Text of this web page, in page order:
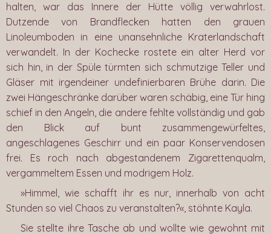
halten, war das Innere der Hütte völlig verwahrlost.
Dutzende von Brandflecken hatten den grauen
Linoleumboden in eine unansehnliche Kraterlandschaft
verwandelt. In der Kochecke rostete ein alter Herd vor
sich hin, in der Spüle türmten sich schmutzige Teller und
Gläser mit irgendeiner undefinierbaren Brühe darin. Die
zwei Hängeschränke darüber waren schäbig, eine Tür hing
schief in den Angeln, die andere fehlte vollständig und gab
den Blick auf bunt zusammengewürfeltes,
angeschlagenes Geschirr und ein paar Konservendosen
frei. Es roch nach abgestandenem Zigarettenqualm,
vergammeltem Essen und modrigem Holz.
»Himmel, wie schafft ihr es nur, innerhalb von acht
Stunden so viel Chaos zu veranstalten?«, stöhnte Kayla.
Sie stellte ihre Tasche ab und wollte wie gewohnt mit